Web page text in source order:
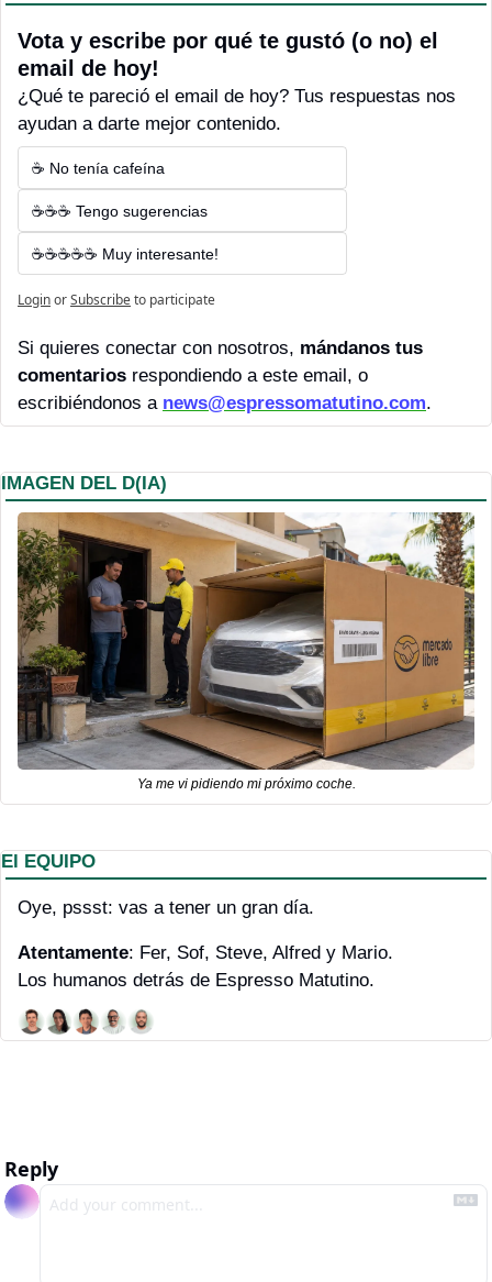
Vota y escribe por qué te gustó (o no) el
email de hoy!
¿Qué te pareció el email de hoy? Tus respuestas nos
ayudan a darte mejor contenido.
☕ No tenía cafeína
☕☕☕ Tengo sugerencias
☕☕☕☕☕ Muy interesante!
LoginorSubscribeto participate
Si quieres conectar con nosotros, mándanos tus
comentarios respondiendo a este email, o
escribiéndonos a news@espressomatutino.com.
IMAGEN DEL D(IA)
Ya me vi pidiendo mi próximo coche.
El EQUIPO
Oye, pssst: vas a tener un gran día.
Atentamente: Fer, Sof, Steve, Alfred y Mario.
Los humanos detrás de Espresso Matutino.
Reply